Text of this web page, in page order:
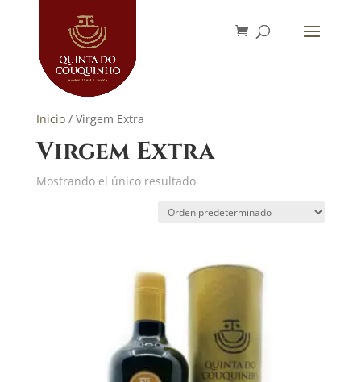
Inicio/ Virgem Extra
Virgem Extra
Mostrando el único resultado